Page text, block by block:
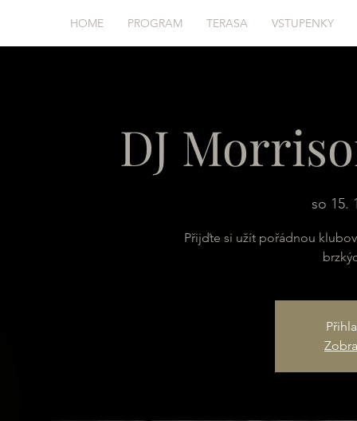
HOME PROGRAM TERASA VSTUPENKY
DJ
so 15.
Přijďte si užít pořádnou